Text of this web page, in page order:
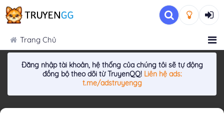
Trang Chủ
Đăng nhập tài khoản, hệ thống của chúng tôi sẽ tự động
đồng bộ theo dõi từ TruyenQQ! Liên hệ ads:
t.me/adstruyengg